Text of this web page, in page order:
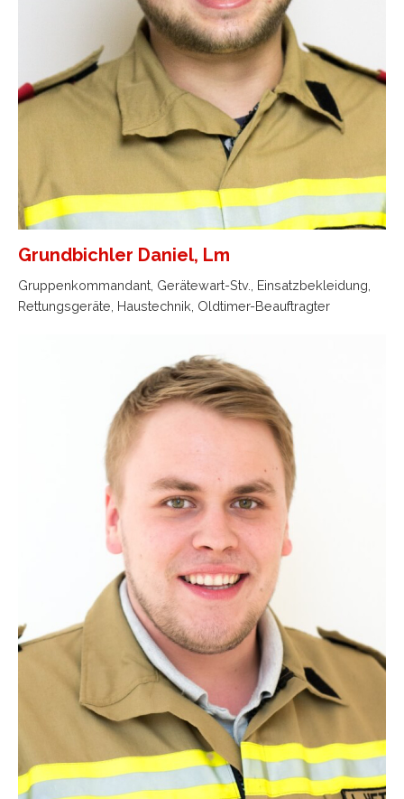
Grundbichler Daniel, Lm
Gruppenkommandant, Gerätewart-Stv., Einsatzbekleidung,
Rettungsgeräte, Haustechnik, Oldtimer-Beauftragter